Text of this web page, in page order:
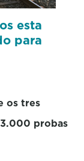
esta
para
os tres
probas